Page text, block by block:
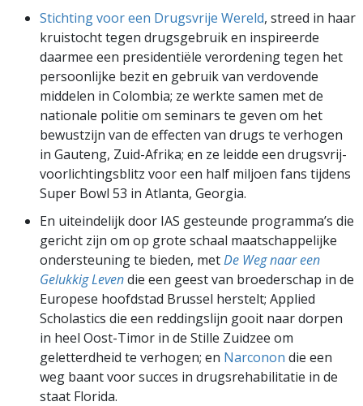
Stichting voor een Drugsvrije Wereld, streed in haar
kruistocht tegen drugsgebruik en inspireerde
daarmee een presidentiële verordening tegen het
persoonlijke bezit en gebruik van verdovende
middelen in Colombia; ze werkte samen met de
nationale politie om seminars te geven om het
bewustzijn van de effecten van drugs te verhogen
in Gauteng, Zuid-Afrika; en ze leidde een drugsvrij-
voorlichtingsblitz voor een half miljoen fans tijdens
Super Bowl 53 in Atlanta, Georgia.
En uiteindelijk door IAS gesteunde programma’s die
gericht zijn om op grote schaal maatschappelijke
ondersteuning te bieden, metDe Weg naar een
Gelukkig Levendie een geest van broederschap in de
Europese hoofdstad Brussel herstelt; Applied
Scholastics die een reddingslijn gooit naar dorpen
in heel Oost-Timor in de Stille Zuidzee om
geletterdheid te verhogen; en Narconon die een
weg baant voor succes in drugsrehabilitatie in de
staat Florida.